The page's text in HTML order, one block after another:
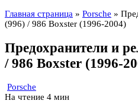
Главная страница » Porsche »
(996) / 986 Boxster (1996-2004)
Предохранители и
/ 986 Boxster (1996-
Porsche
На чтение 4 мин